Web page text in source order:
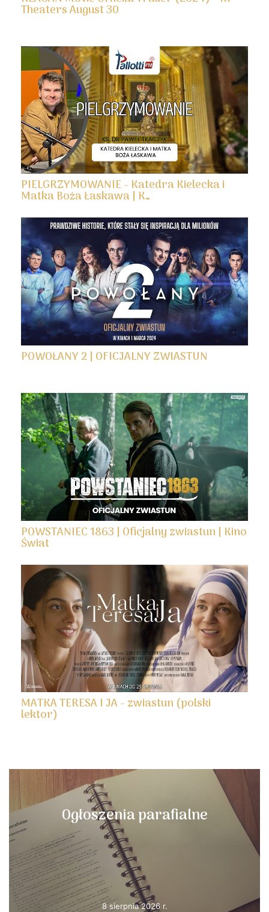
Theaters August 30
PIELGRZYMOWANIE - Katedra Kielecka i
Matka Boża Łaskawa | K…
POWOŁANY 2 | OFICJALNY ZWIASTUN
POWSTANIEC 1863 | Oficjalny zwiastun | Kino
Świat
MATKA TERESA I JA - zwiastun (polski
lektor)
Ogłoszenia parafialne
8 sierpnia 2026 r.